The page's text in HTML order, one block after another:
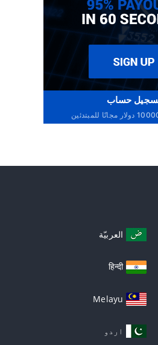
حساب
العربيّة
हिन्दी
Melayu
اردو